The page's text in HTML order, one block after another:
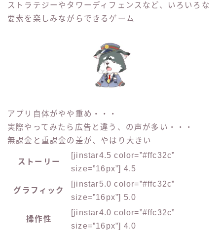
ストラテジーやタワーディフェンスなど、いろいろな
要素を楽しみながらできるゲーム
アプリ自体がやや重め・・・
実際やってみたら広告と違う、の声が多い・・・
無課金と重課金の差が、やはり大きい
ストーリー
[jinstar4.5 color=”#ffc32c”
size=”16px”] 4.5
グラフィック
[jinstar5.0 color=”#ffc32c”
size=”16px”] 5.0
操作性
[jinstar4.0 color=”#ffc32c”
size=”16px”] 4.0